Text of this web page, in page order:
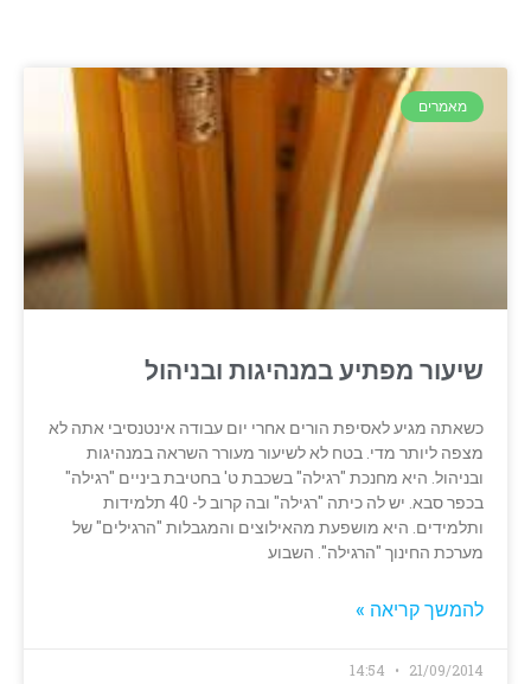
מאמרים
שיעור מפתיע במנהיגות ובניהול
כשאתה מגיע לאסיפת הורים אחרי יום עבודה אינטנסיבי אתה לא
מצפה ליותר מדי. בטח לא לשיעור מעורר השראה במנהיגות
ובניהול. היא מחנכת "רגילה" בשכבת ט' בחטיבת ביניים "רגילה"
בכפר סבא. יש לה כיתה "רגילה" ובה קרוב ל- 40 תלמידות
ותלמידים. היא מושפעת מהאילוצים והמגבלות "הרגילים" של
מערכת החינוך "הרגילה". השבוע
להמשך קריאה »
21/09/2014